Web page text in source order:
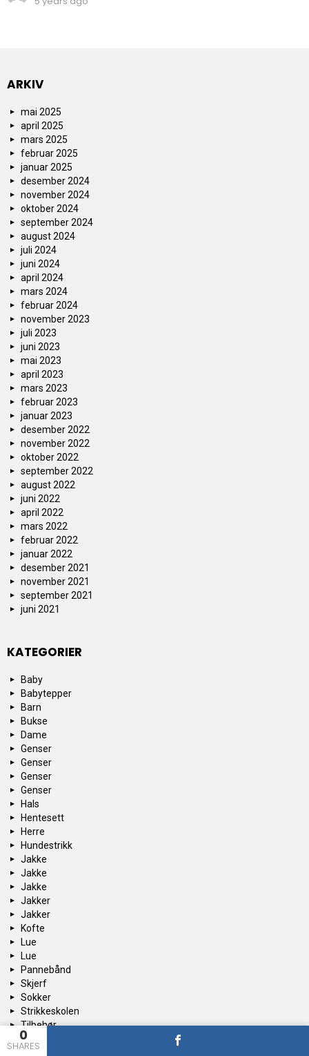
0
SHARES
ARKIV
mai 2025
april 2025
mars 2025
februar 2025
januar 2025
desember 2024
november 2024
oktober 2024
september 2024
august 2024
juli 2024
juni 2024
april 2024
mars 2024
februar 2024
november 2023
juli 2023
juni 2023
mai 2023
april 2023
mars 2023
februar 2023
januar 2023
desember 2022
november 2022
oktober 2022
september 2022
august 2022
juni 2022
april 2022
mars 2022
februar 2022
januar 2022
desember 2021
november 2021
september 2021
juni 2021
KATEGORIER
Baby
Babytepper
Barn
Bukse
Dame
Genser
Genser
Genser
Genser
Hals
Hentesett
Herre
Hundestrikk
Jakke
Jakke
Jakke
Jakker
Jakker
Kofte
Lue
Lue
Pannebånd
Skjerf
Sokker
Strikkeskolen
Tilbehør
Topper
Uncategorized